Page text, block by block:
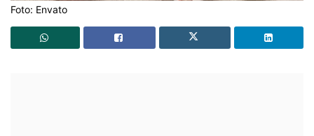
Foto: Envato